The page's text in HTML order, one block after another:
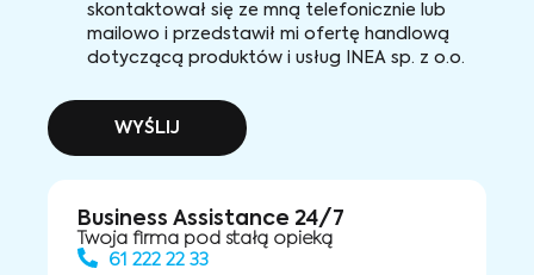
skontaktował się ze mną telefonicznie lub
mailowo i przedstawił mi ofertę handlową
dotyczącą produktów i usług INEA sp. z o.o.
WYŚLIJ
Business Assistance 24/7
Twoja firma pod stałą opieką
61 222 22 33